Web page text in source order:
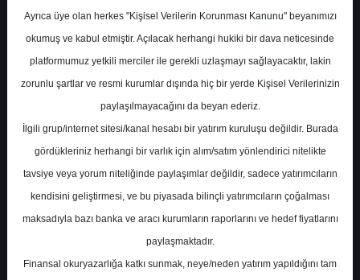
0 1
En Yüksek Tahmin
Ortalama Fiyat Tahmini
Ortalama Getiri Potansiyeli
Ayrıca üye olan herkes "Kişisel Verilerin Korunması Kanunu" beyanımızı
okumuş ve kabul etmiştir. Açılacak herhangi hukiki bir dava neticesinde
platformumuz yetkili merciler ile gerekli uzlaşmayı sağlayacaktır, lakin
zorunlu şartlar ve resmi kurumlar dışında hiç bir yerde Kişisel Verilerinizin
paylaşılmayacağını da beyan ederiz.
İlgili grup/internet sitesi/kanal hesabı bir yatırım kuruluşu değildir. Burada
gördükleriniz herhangi bir varlık için alım/satım yönlendirici nitelikte
tavsiye veya yorum niteliğinde paylaşımlar değildir, sadece yatırımcıların
kendisini geliştirmesi, ve bu piyasada bilinçli yatırımcıların çoğalması
maksadıyla bazı banka ve aracı kurumların raporlarını ve hedef fiyatlarını
paylaşmaktadır.
Finansal okuryazarlığa katkı sunmak, neye/neden yatırım yapıldığını tam